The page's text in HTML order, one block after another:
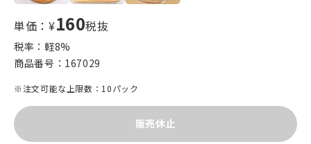
単価：¥160税抜
税率：軽8%
商品番号： 167029
※注文可能な上限数：10パック
販売休止